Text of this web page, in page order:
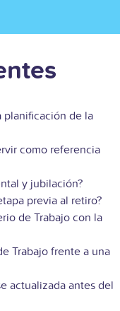
planificación de la
como referencia
y jubilación?
previa al retiro?
de Trabajo con la
Trabajo frente a una
actualizada antes del